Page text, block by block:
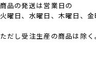
商品の発送は営業日の
火曜日、水曜日、木曜日、金
ただし受注生産の商品は除く